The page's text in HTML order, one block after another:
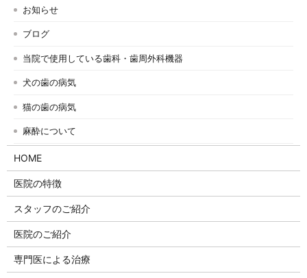
お知らせ
ブログ
当院で使用している歯科・歯周外科機器
犬の歯の病気
猫の歯の病気
麻酔について
HOME
医院の特徴
スタッフのご紹介
医院のご紹介
専門医による治療